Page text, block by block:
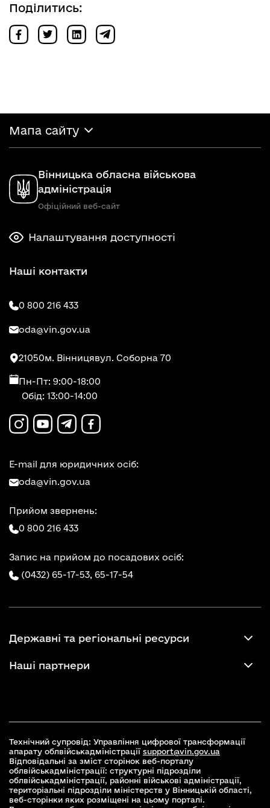
Поділитись:
Мапа сайту
Вінницька обласна військова
адміністрація
Офіційний веб-сайт
Налаштування доступності
Наші контакти
0 800 216 433
oda@vin.gov.ua
21050м. Вінницявул. Соборна 70
Пн-Пт: 9:00-18:00
Обід: 13:00-14:00
E-mail для юридичних осіб:
oda@vin.gov.ua
Прийом звернень:
0 800 216 433
Запис на прийом до посадових осіб:
(0432) 65-17-53, 65-17-54
Державні та регіональні ресурси
Наші партнери
Технічний супровід: Управління цифрової трансформації
апарату облвійськадміністрації support@vin.gov.ua
Відповідальні за зміст сторінок веб-порталу
облвійськадміністрації: структурні підрозділи
облвійськадміністрації, районні військові адміністрації,
територіальні підрозділи міністерств у Вінницькій області,
веб-сторінки яких розміщені на цьому порталі.